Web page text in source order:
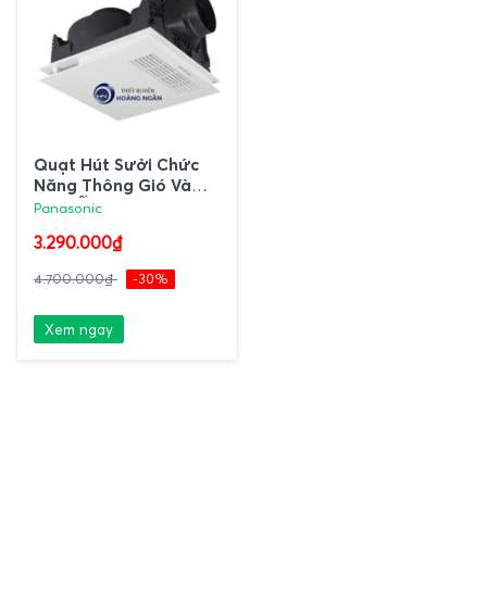
Quạt Hút Sưởi Chức
Năng Thông Gió Và
Sưởi Ấm Không Có
Panasonic
Panasonic
3.290.000₫
4.700.000₫ -30%
Xem ngay